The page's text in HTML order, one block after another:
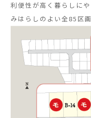
利便性が高く暮らしにや
みはらしのよい全85区